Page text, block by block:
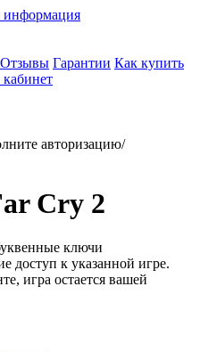
информация
Отзывы Гарантии Как купить
авторизацию/
Cry 2
ключи
доступ к указанной игре.
игра остается вашей